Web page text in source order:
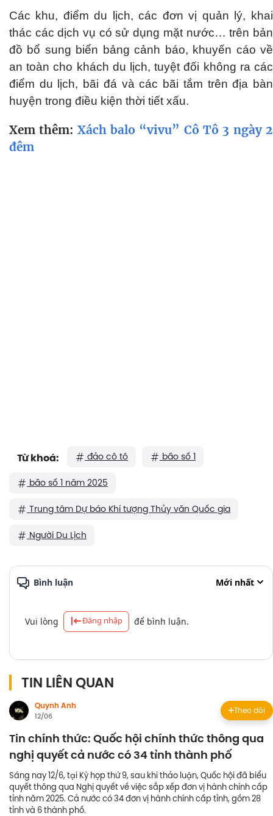
Các khu, điểm du lịch, các đơn vị quản lý, khai
thác các dịch vụ có sử dụng mặt nước… trên bản
đồ bổ sung biển bảng cảnh báo, khuyến cáo về
an toàn cho khách du lịch, tuyệt đối không ra các
điểm du lịch, bãi đá và các bãi tắm trên địa bàn
huyện trong điều kiện thời tiết xấu.
Xem thêm: Xách balo “vivu” Cô Tô 3 ngày 2
đêm
Từ khoá: đảo cô tô bão số 1
bão số 1 năm 2025
Trung tâm Dự báo Khí tượng Thủy văn Quốc gia
Người Du Lịch
Bình luận Mới nhất
Vui lòng Đăng nhập để bình luận.
TIN LIÊN QUAN
Quynh Anh
12/06
Theo dõi
Tin chính thức: Quốc hội chính thức thông qua
nghị quyết cả nước có 34 tỉnh thành phố
Sáng nay 12/6, tại Kỳ họp thứ 9, sau khi thảo luận, Quốc hội đã biểu
quyết thông qua Nghị quyết về việc sắp xếp đơn vị hành chính cấp
tỉnh năm 2025. Cả nước có 34 đơn vị hành chính cấp tỉnh, gồm 28
tỉnh và 6 thành phố.